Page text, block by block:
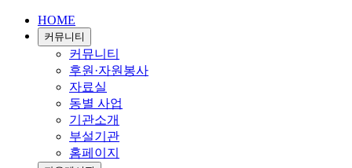
HOME
커뮤니티
커뮤니티
후원·자원봉사
자료실
동별 사업
기관소개
부설기관
홈페이지